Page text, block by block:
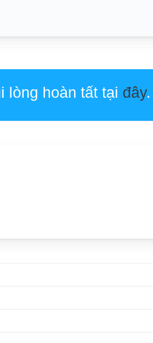
lòng hoàn tất tại đây.